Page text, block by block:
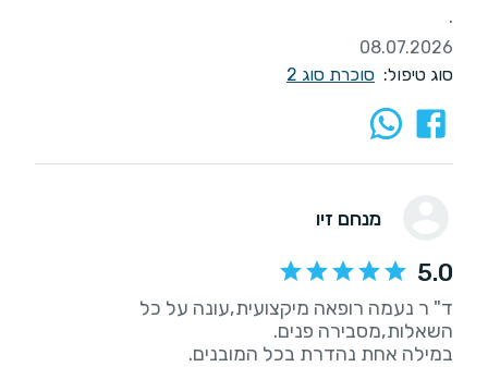
.
08.07.2026
סוג טיפול: סוכרת סוג 2
מנחם זיו
5.0
ד" ר נעמה רופאה מיקצועית,עונה על כל
במילה אחת נהדרת בכל המובנים.